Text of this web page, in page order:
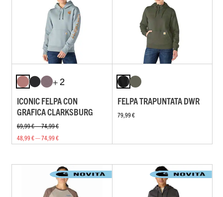
+ 2
ICONIC FELPA CON
GRAFICA CLARKSBURG
69,99 € — 74,99 €
48,99 € — 74,99 €
FELPA TRAPUNTATA DWR
79,99 €